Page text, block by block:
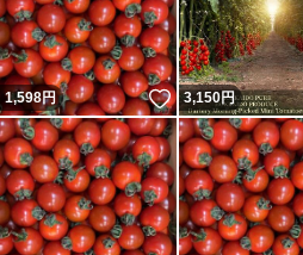
1,598円 いいね！
3,150円